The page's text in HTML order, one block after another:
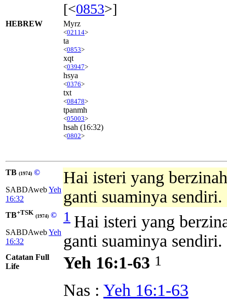
[<0853>]
HEBREW Myrz
<02114>
ta
<0853>
xqt
<03947>
hsya
<0376>
txt
<08478>
tpanmh
<05003>
hsah (16:32)
<0802>
TB (1974) ©
SABDAwebYeh
16:32
Hai isteri yang
ganti suaminya sendiri.
TB+TSK (1974) ©
SABDAwebYeh
16:32
1 Hai isteri yang
ganti suaminya sendiri.
Catatan Full
Life
Yeh 16:1-63 1
Nas : Yeh 16:1-63